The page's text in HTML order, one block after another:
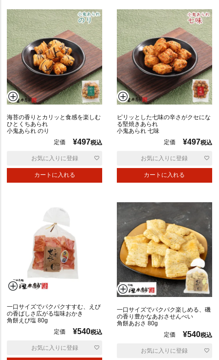
海苔の香りとカリッと食感を楽しむ
ひとくちあられ
小鬼あられ のり
定価
¥497税込
カートに入れる
お気に入りに登録
ピリッとした七味の辛さがクセにな
る堅焼きあられ
小鬼あられ 七味
定価
¥497税込
カートに入れる
お気に入りに登録
一口サイズでパクパクすすむ、えび
の香ばしさ広がる塩味おかき
角餅えび塩 80g
定価
¥540税込
お気に入りに登録
一口サイズでパクパク楽しめる、磯
の香り豊かなあおさせんべい
角餅あおさ 80g
定価
¥540税込
お気に入りに登録